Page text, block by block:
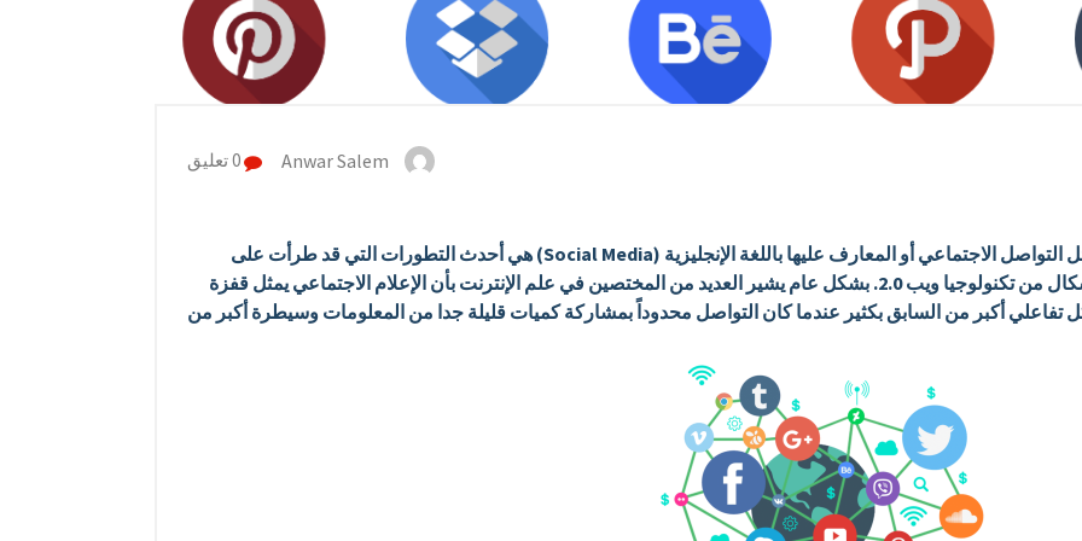
Anwar Salem
تعد وسائط الإعلام الإجتماعي أو ما يسمى بوسائل التواصل الاجتماعي أو المعارف عليها باللغة الإنجليزية (Social Media)‏ هي أحدث التطورات التي قد طرأت على
فضاء الإنترنت والتي قد صاحبها ظهور عديد الأشكال من تكنولوجيا ويب 2.0. بشكل عام يشير العديد من المختصين في علم الإنترنت بأن الإعلام الاجتماعي يمثل قفزة
تفاعلي أكبر من السابق بكثير عندما كان التواصل محدوداً بمشاركة كميات قليلة جدا من المعلومات وسيطرة أكبر من